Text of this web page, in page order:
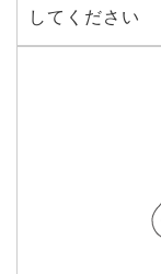
してください